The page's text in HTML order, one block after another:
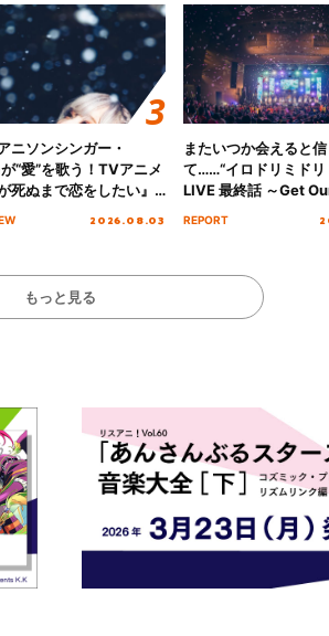
ニソンシンガー・
“愛”を歌う！TVアニメ
死ぬまで恋をしたい』
2026.08.03
またいつか会えると信
て……“イロドリミド
LIVE 最終話 ～Get
REPORT
もっと見る